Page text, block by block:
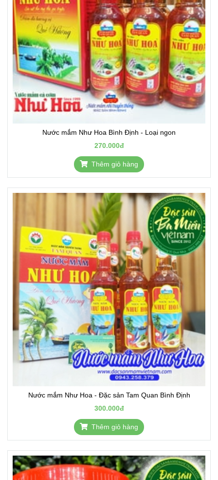
Nước mắm Như Hoa Bình Định - Loại ngon
270.000đ
Thêm giỏ hàng
Nước mắm Như Hoa - Đặc sản Tam Quan Bình Định
300.000đ
Thêm giỏ hàng